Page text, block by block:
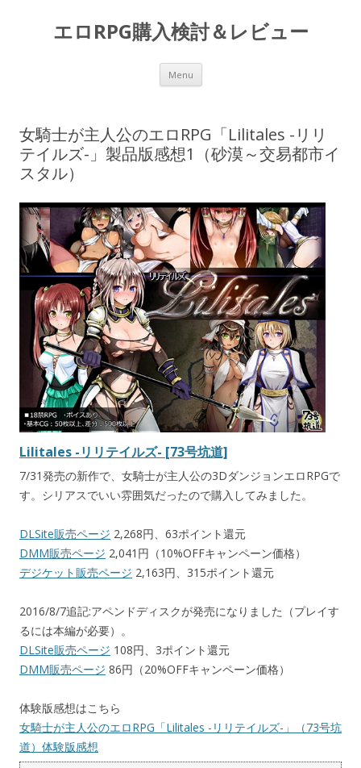
エロRPG購入検討＆レビュー
Menu Skip to content
女騎士が主人公のエロRPG「Lilitales -リリ
テイルズ-」製品版感想1（砂漠～交易都市イ
スタル）
Lilitales -リリテイルズ- [73号坑道]
7/31発売の新作で、女騎士が主人公の3DダンジョンエロRPGで
す。シリアスでいい雰囲気だったので購入してみました。
DLSite販売ページ 2,268円、63ポイント還元
DMM販売ページ 2,041円（10%OFFキャンペーン価格）
デジケット販売ページ 2,163円、315ポイント還元
2016/8/7追記:アペンドディスクが発売になりました（プレイす
るには本編が必要）。
DLSite販売ページ 108円、3ポイント還元
DMM販売ページ 86円（20%OFFキャンペーン価格）
体験版感想はこちら
女騎士が主人公のエロRPG「Lilitales -リリテイルズ-」（73号坑
道）体験版感想